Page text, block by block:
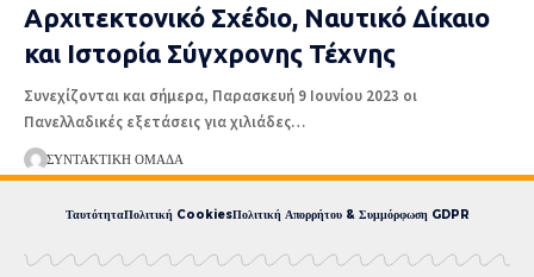
Αρχιτεκτονικό Σχέδιο, Ναυτικό Δίκαιο
και Ιστορία Σύγχρονης Τέχνης
Συνεχίζονται και σήμερα, Παρασκευή 9 Ιουνίου 2023 οι
Πανελλαδικές εξετάσεις για χιλιάδες…
ΣΥΝΤΑΚΤΙΚΉ ΟΜΆΔΑ
ΤαυτότηταΠολιτική CookiesΠολιτική Απορρήτου & Συμμόρφωση GDPR